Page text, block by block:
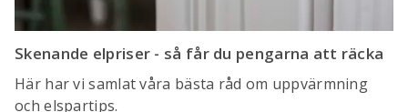
Skenande elpriser - så får du pengarna att räcka
Här har vi samlat våra bästa råd om uppvärmning
och elspartips.